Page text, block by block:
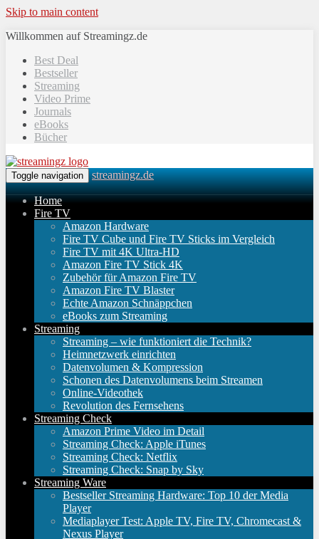
Skip to main content
Willkommen auf Streamingz.de
Best Deal
Bestseller
Streaming
Video Prime
Journals
eBooks
Bücher
Toggle navigation streamingz.de
Home
Fire TV
Amazon Hardware
Fire TV Cube und Fire TV Sticks im Vergleich
Fire TV mit 4K Ultra-HD
Amazon Fire TV Stick 4K
Zubehör für Amazon Fire TV
Amazon Fire TV Blaster
Echte Amazon Schnäppchen
eBooks zum Streaming
Streaming
Streaming – wie funktioniert die Technik?
Heimnetzwerk einrichten
Datenvolumen & Kompression
Schonen des Datenvolumens beim Streamen
Online-Videothek
Revolution des Fernsehens
Streaming Check
Amazon Prime Video im Detail
Streaming Check: Apple iTunes
Streaming Check: Netflix
Streaming Check: Snap by Sky
Streaming Ware
Bestseller Streaming Hardware: Top 10 der Media
Player
Mediaplayer Test: Apple TV, Fire TV, Chromecast &
Nexus Player